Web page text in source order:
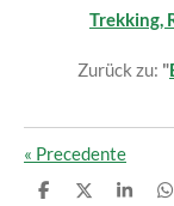
Trekking,
Zurück zu: "
« Precedente
C
C
C
C